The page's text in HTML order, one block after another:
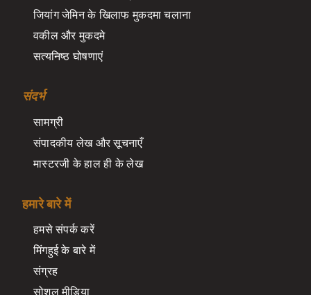
जियांग जेमिन के खिलाफ मुकदमा चलाना
वकील और मुकदमे
सत्यनिष्ठ घोषणाएं
संदर्भ
सामग्री
संपादकीय लेख और सूचनाएँ
मास्टरजी के हाल ही के लेख
हमारे बारे में
हमसे संपर्क करें
मिंगहुई के बारे में
संग्रह
सोशल मीडिया